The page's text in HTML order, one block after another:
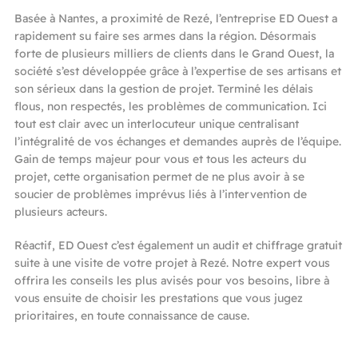
Basée à Nantes, a proximité de Rezé, l’entreprise ED Ouest a
rapidement su faire ses armes dans la région. Désormais
forte de plusieurs milliers de clients dans le Grand Ouest, la
société s’est développée grâce à l’expertise de ses artisans et
son sérieux dans la gestion de projet. Terminé les délais
flous, non respectés, les problèmes de communication. Ici
tout est clair avec un interlocuteur unique centralisant
l’intégralité de vos échanges et demandes auprès de l’équipe.
Gain de temps majeur pour vous et tous les acteurs du
projet, cette organisation permet de ne plus avoir à se
soucier de problèmes imprévus liés à l’intervention de
plusieurs acteurs.
Réactif, ED Ouest c’est également un audit et chiffrage gratuit
suite à une visite de votre projet à Rezé. Notre expert vous
offrira les conseils les plus avisés pour vos besoins, libre à
vous ensuite de choisir les prestations que vous jugez
prioritaires, en toute connaissance de cause.